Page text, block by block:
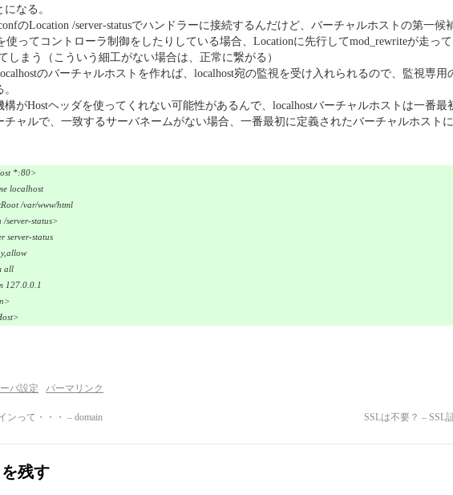
なる。
のLocation /server-statusでハンドラーに接続するんだけど、バーチャルホストの第一候
使ってコントローラ制御をしたりしている場合、Locationに先行してmod_rewriteが走っ
しまう（こういう細工がない場合は、正常に繋がる）
のバーチャルホストを作れば、localhost宛の監視を受け入れられるので、監視専用
構がHostヘッダを使ってくれない可能性があるんで、localhostバーチャルホストは一番最
チャルで、一致するサーバネームがない場合、一番最初に定義されたバーチャルホスト
*:80>
localhost
/var/www/html
/server-status>
server-status
all
127.0.0.1
バ設定 パーマリンク
ンって・・・ – domain SSLは不要？ – SSL
残す